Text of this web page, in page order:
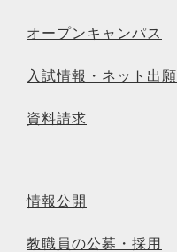
オープンキャンパス
入試情報・ネット出願
資料請求
情報公開
教職員の公募・採用